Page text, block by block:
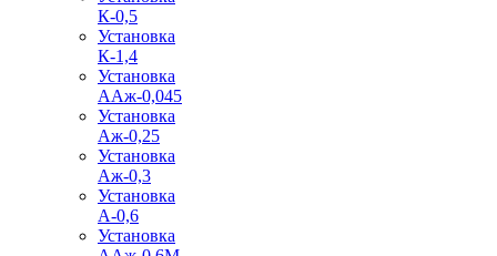
К-0,5
Установка
К-1,4
Установка
ААж-0,045
Установка
Аж-0,25
Установка
Аж-0,3
Установка
А-0,6
Установка